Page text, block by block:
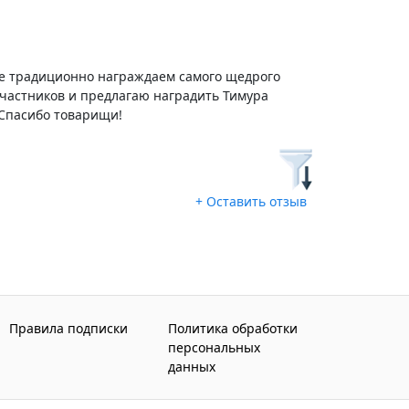
награждаем самого щедрого
и предлагаю наградить Тимура
товарищи!
+ Оставить отзыв
Правила подписки
Политика обработки
персональных
данных